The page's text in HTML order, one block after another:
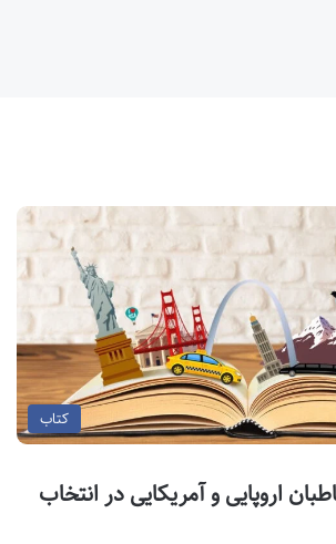
کتاب
اروپایی و آمریکایی در انتخاب